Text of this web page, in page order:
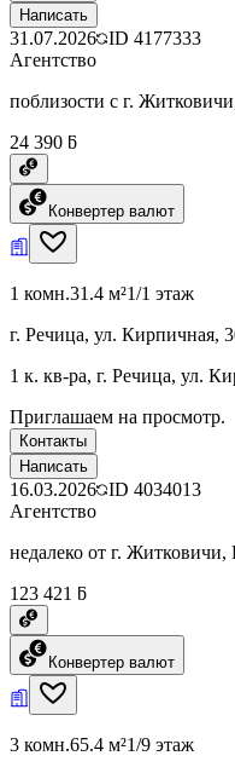
Написать
31.07.2026 ID 4177333
Агентство
поблизости с г.
24 390 ƃ
Конвертер валют
1 комн.31.4 м²1/1 этаж
г. Речица, ул. Кирпичная,
1 к. кв-ра, г. Речица, ул.
Приглашаем на просмотр.
Контакты
Написать
16.03.2026 ID 4034013
Агентство
недалеко от г. Житковичи,
123 421 ƃ
Конвертер валют
3 комн.65.4 м²1/9 этаж